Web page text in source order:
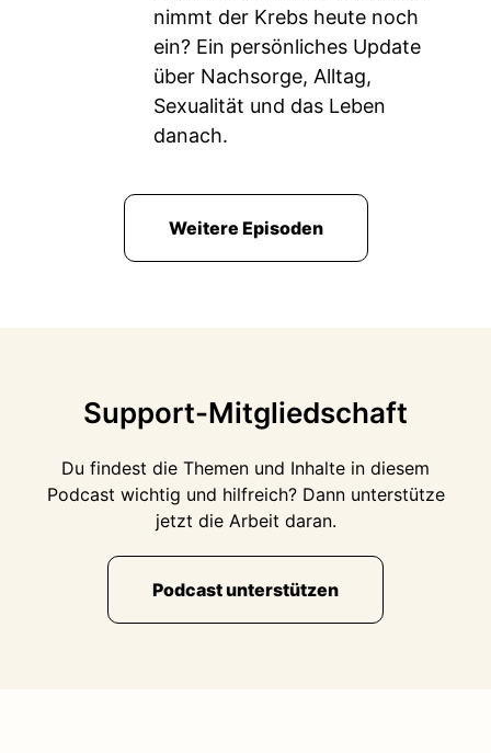
nimmt der Krebs heute noch
ein? Ein persönliches Update
über Nachsorge, Alltag,
Sexualität und das Leben
danach.
Weitere Episoden
Support-Mitgliedschaft
Du findest die Themen und Inhalte in diesem
Podcast wichtig und hilfreich? Dann unterstütze
jetzt die Arbeit daran.
Podcast unterstützen